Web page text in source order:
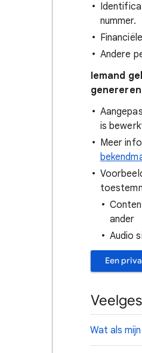
nummer.
Andere
Iemand
is
Meer
ander
Audio
Een
Wat als